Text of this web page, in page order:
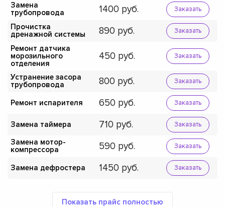
Замена
трубопровода
1400 Заказать
Прочистка
дренажной системы
890 Заказать
Ремонт датчика
морозильного
отделения
450 Заказать
Устранение засора
трубопровода
800 Заказать
Ремонт испарителя 650 Заказать
Замена таймера 710 Заказать
Замена мотор-
компрессора
590 Заказать
Замена дефростера 1450 Заказать
Показать прайс полностью